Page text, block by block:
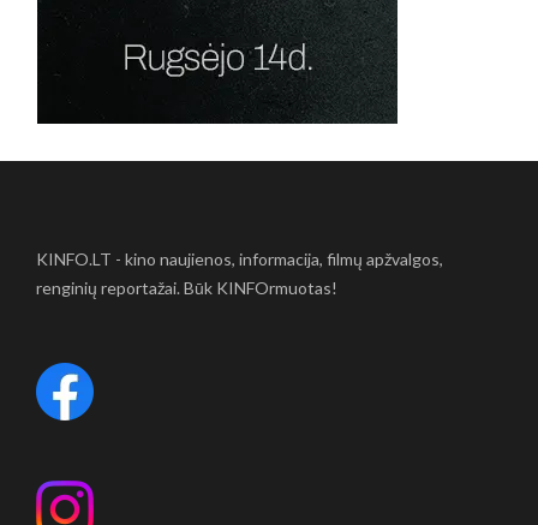
KINFO.LT - kino naujienos, informacija, filmų apžvalgos,
renginių reportažai. Būk KINFOrmuotas!